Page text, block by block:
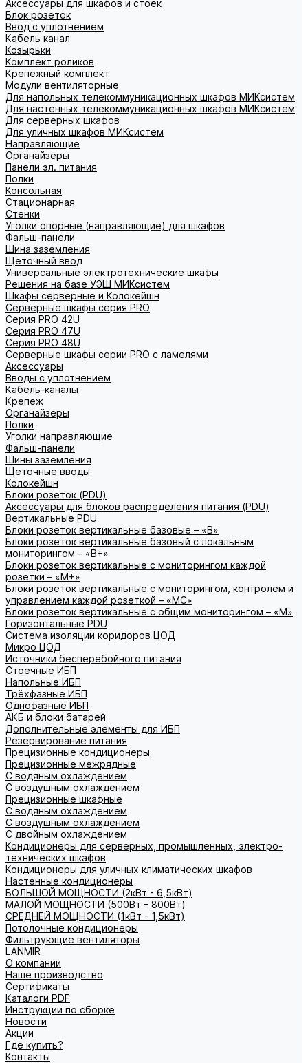
Аксессуары для шкафов и стоек
Блок розеток
Ввод с уплотнением
Кабель канал
Козырьки
Комплект роликов
Крепежный комплект
Модули вентиляторные
Для напольных телекоммуникационных шкафов МИКсистем
Для настенных телекоммуникационных шкафов МИКсистем
Для серверных шкафов
Для уличных шкафов МИКсистем
Направляющие
Органайзеры
Панели эл. питания
Полки
Консольная
Стационарная
Стенки
Уголки опорные (направляющие) для шкафов
Фальш-панели
Шина заземления
Щеточный ввод
Универсальные электротехнические шкафы
Решения на базе УЭШ МИКсистем
Шкафы серверные и Колокейшн
Серверные шкафы серия PRO
Серия PRO 42U
Серия PRO 47U
Серия PRO 48U
Серверные шкафы серии PRO с ламелями
Аксессуары
Вводы с уплотнением
Кабель-каналы
Крепеж
Органайзеры
Полки
Уголки направляющие
Фальш-панели
Шины заземления
Щеточные вводы
Колокейшн
Блоки розеток (PDU)
Аксессуары для блоков распределения питания (PDU)
Вертикальные PDU
Блоки розеток вертикальные базовые – «В»
Блоки розеток вертикальные базовый с локальным
мониторингом – «В+»
Блоки розеток вертикальные с мониторингом каждой
розетки – «М+»
Блоки розеток вертикальные с мониторингом, контролем и
управлением каждой розеткой – «МС»
Блоки розеток вертикальные с общим мониторингом – «М»
Горизонтальные PDU
Система изоляции коридоров ЦОД
Микро ЦОД
Источники бесперебойного питания
Стоечные ИБП
Напольные ИБП
Трёхфазные ИБП
Однофазные ИБП
АКБ и блоки батарей
Дополнительные элементы для ИБП
Резервирование питания
Прецизионные кондиционеры
Прецизионные межрядные
С водяным охлаждением
С воздушным охлаждением
Прецизионные шкафные
С водяным охлаждением
С воздушным охлаждением
С двойным охлаждением
Кондиционеры для серверных, промышленных, электро-
технических шкафов
Кондиционеры для уличных климатических шкафов
Настенные кондиционеры
БОЛЬШОЙ МОЩНОСТИ (2кВт - 6,5кВт)
МАЛОЙ МОЩНОСТИ (500Вт – 800Вт)
СРЕДНЕЙ МОЩНОСТИ (1кВт - 1,5кВт)
Потолочные кондиционеры
Фильтрующие вентиляторы
LANMIR
О компании
Наше производство
Сертификаты
Каталоги PDF
Инструкции по сборке
Новости
Акции
Где купить?
Контакты